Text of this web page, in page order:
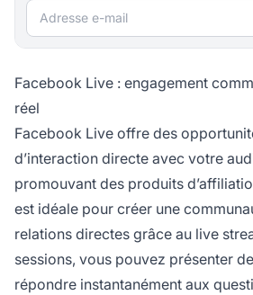
Adresse e-mail
Facebook Live : engagement
réel
Facebook Live offre des
d’interaction directe avec votre
promouvant des produits
est idéale pour créer une
relations directes grâce au live
sessions, vous pouvez présenter
répondre instantanément aux